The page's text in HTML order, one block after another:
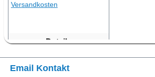
Versandkosten
Details
Email Kontakt